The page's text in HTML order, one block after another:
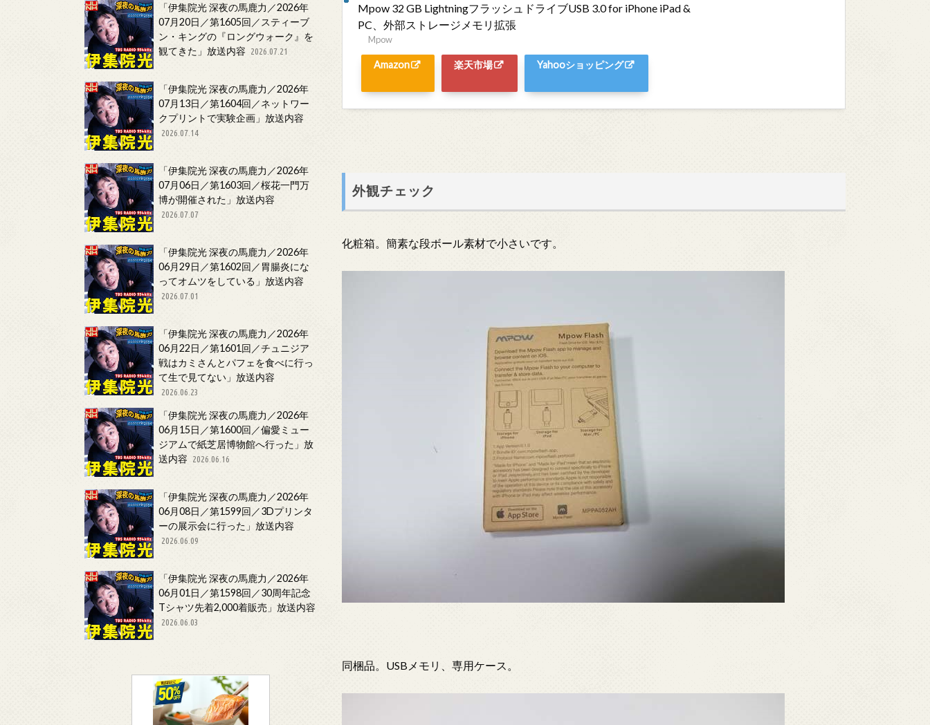
Mpow 32 GB LightningフラッシュドライブUSB 3.0 for iPhone iPad &
PC、外部ストレージメモリ拡張
Mpow
Amazon 楽天市場 Yahooショッピング
外観チェック
化粧箱。簡素な段ボール素材で小さいです。
同梱品。USBメモリ、専用ケース。
「伊集院光 深夜の馬鹿力／2026年
07月20日／第1605回／スティーブ
ン・キングの『ロングウォーク』を
観てきた」放送内容
2026.07.21
「伊集院光 深夜の馬鹿力／2026年
07月13日／第1604回／ネットワー
クプリントで実験企画」放送内容
2026.07.14
「伊集院光 深夜の馬鹿力／2026年
07月06日／第1603回／桜花一門万
博が開催された」放送内容
2026.07.07
「伊集院光 深夜の馬鹿力／2026年
06月29日／第1602回／胃腸炎にな
ってオムツをしている」放送内容
2026.07.01
「伊集院光 深夜の馬鹿力／2026年
06月22日／第1601回／チュニジア
戦はカミさんとパフェを食べに行っ
て生で見てない」放送内容
2026.06.23
「伊集院光 深夜の馬鹿力／2026年
06月15日／第1600回／偏愛ミュー
ジアムで紙芝居博物館へ行った」放
送内容
2026.06.16
「伊集院光 深夜の馬鹿力／2026年
06月08日／第1599回／3Dプリンタ
ーの展示会に行った」放送内容
2026.06.09
「伊集院光 深夜の馬鹿力／2026年
06月01日／第1598回／30周年記念
Tシャツ先着2,000着販売」放送内容
2026.06.03